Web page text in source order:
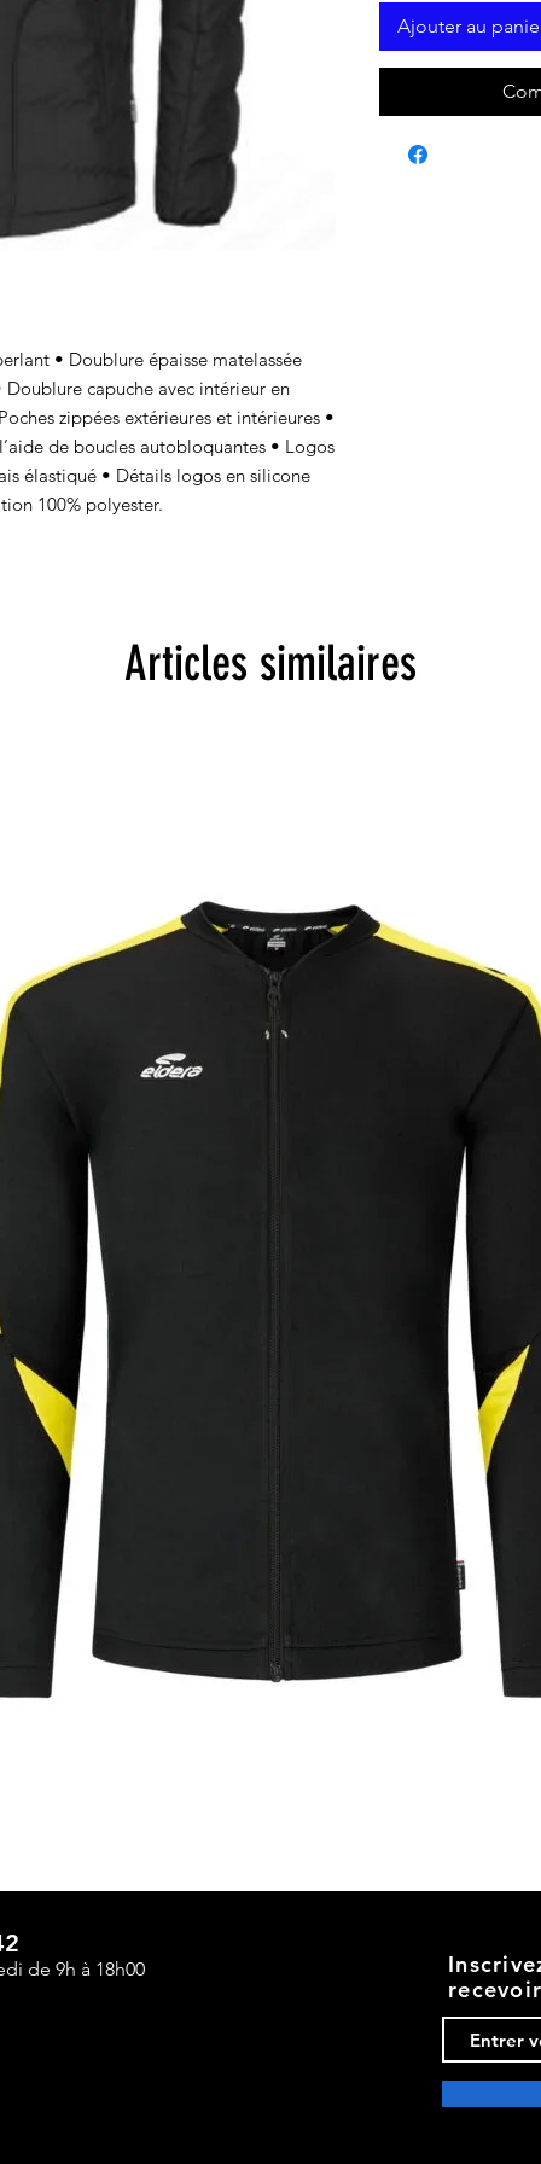
• Doublure épaisse matelassée
capuche avec intérieur en
zippées extérieures et intérieures •
de boucles autobloquantes • Logos
élastiqué • Détails logos en silicone
100% polyester.
Ajouter au
Articles similaires
Aperçu rapide
de 9h à 18h00